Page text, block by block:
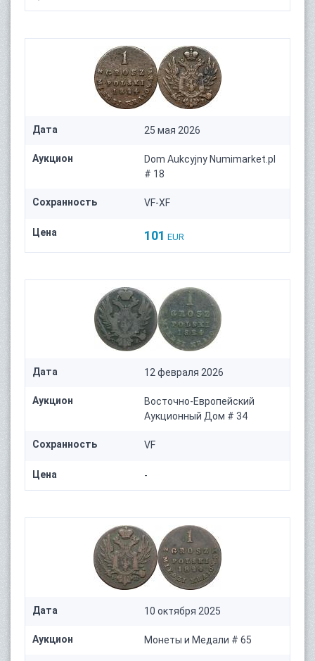
Дата 25 мая 2026
Аукцион
Dom Aukcyjny Numimarket.pl
# 18
Сохранность VF-XF
Цена 101 EUR
Дата 12 февраля 2026
Аукцион
Восточно-Европейский
Аукционный Дом # 34
Сохранность VF
Цена -
Дата 10 октября 2025
Аукцион Монеты и Медали # 65